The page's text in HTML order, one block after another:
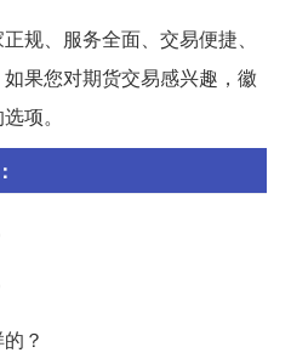
规、服务全面、交易便捷、
果您对期货交易感兴趣，徽
项。
？